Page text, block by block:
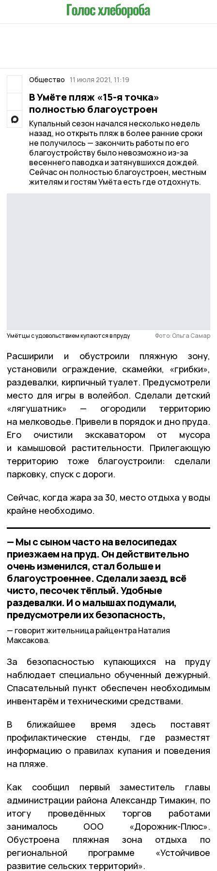
Общество 11 июля 2021, 11:19
В Умёте пляж «15-я точка»
полностью благоустроен
Купальный сезон начался несколько недель
назад, но открыть пляж в более ранние сроки
не получилось — закончить работы по его
благоустройству было невозможно из-за
весеннего паводка и затянувшихся дождей.
Сейчас он полностью благоустроен, местным
жителям и гостям Умёта есть где отдохнуть.
Умётцы с удовольствием купаются в пруду Фото: Ольга Самар
Расширили и обустроили пляжную зону,
установили ограждение, скамейки, «грибки»,
раздевалки, кирпичный туалет. Предусмотрели
место для игры в волейбол. Сделали детский
«лягушатник» — огородили территорию
на мелководье. Привели в порядок и дно пруда.
Его очистили экскаватором от мусора
и камышовой растительности. Прилегающую
территорию тоже благоустроили: сделали
парковку, спуск с дороги.
Сейчас, когда жара за 30, место отдыха у воды
крайне необходимо.
— Мы с сыном часто на велосипедах
приезжаем на пруд. Он действительно
очень изменился, стал больше и
благоустроеннее. Сделали заезд, всё
чисто, песочек тёплый. Удобные
раздевалки. И о малышах подумали,
предусмотрели их безопасность,
говорит жительница райцентра Наталия
Максакова.
За безопасностью купающихся на пруду
наблюдает специально обученный дежурный.
Спасательный пункт обеспечен необходимым
инвентарём и техническими средствами.
В ближайшее время здесь поставят
профилактические стенды, где разместят
информацию о правилах купания и поведения
на пляже.
Как сообщил первый заместитель главы
администрации района Александр Тимакин, по
итогу проведённых торгов работами
занималось ООО «Дорожник-Плюс».
Обустроена пляжная зона отдыха по
региональной программе «Устойчивое
развитие сельских территорий».